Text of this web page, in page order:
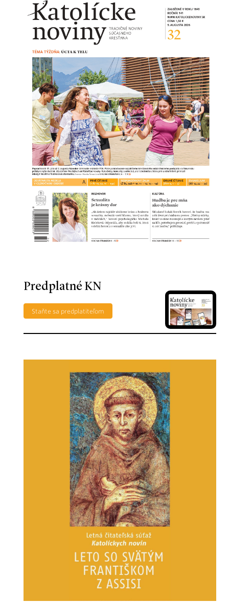
Predplatné KN
Staňte sa predplatiteľom